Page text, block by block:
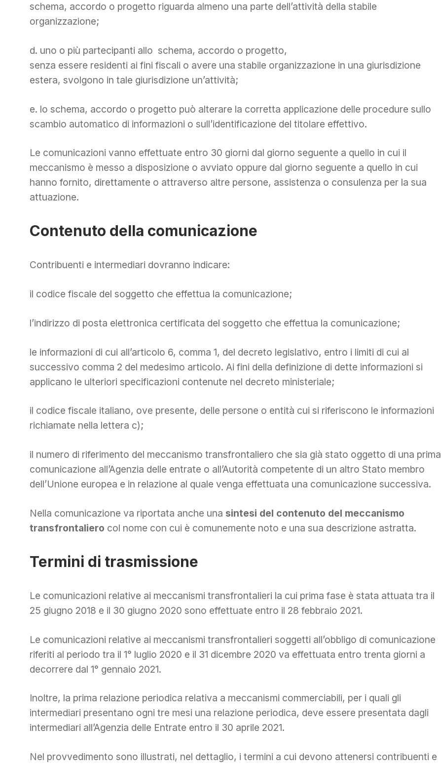
schema, accordo o progetto riguarda almeno una parte dell’attività della stabile
organizzazione;
d. uno o più partecipanti allo schema, accordo o progetto,
senza essere residenti ai fini fiscali o avere una stabile organizzazione in una giurisdizione
estera, svolgono in tale giurisdizione un’attività;
e. lo schema, accordo o progetto può alterare la corretta applicazione delle procedure sullo
scambio automatico di informazioni o sull’identificazione del titolare effettivo.
Le comunicazioni vanno effettuate entro 30 giorni dal giorno seguente a quello in cui il
meccanismo è messo a disposizione o avviato oppure dal giorno seguente a quello in cui
hanno fornito, direttamente o attraverso altre persone, assistenza o consulenza per la sua
attuazione.
Contenuto della comunicazione
Contribuenti e intermediari dovranno indicare:
il codice fiscale del soggetto che effettua la comunicazione;
l’indirizzo di posta elettronica certificata del soggetto che effettua la comunicazione;
le informazioni di cui all’articolo 6, comma 1, del decreto legislativo, entro i limiti di cui al
successivo comma 2 del medesimo articolo. Ai fini della definizione di dette informazioni si
applicano le ulteriori specificazioni contenute nel decreto ministeriale;
il codice fiscale italiano, ove presente, delle persone o entità cui si riferiscono le informazioni
richiamate nella lettera c);
il numero di riferimento del meccanismo transfrontaliero che sia già stato oggetto di una prima
comunicazione all’Agenzia delle entrate o all’Autorità competente di un altro Stato membro
dell’Unione europea e in relazione al quale venga effettuata una comunicazione successiva.
Nella comunicazione va riportata anche una sintesi del contenuto del meccanismo
transfrontaliero col nome con cui è comunemente noto e una sua descrizione astratta.
Termini di trasmissione
Le comunicazioni relative ai meccanismi transfrontalieri la cui prima fase è stata attuata tra il
25 giugno 2018 e il 30 giugno 2020 sono effettuate entro il 28 febbraio 2021.
Le comunicazioni relative ai meccanismi transfrontalieri soggetti all’obbligo di comunicazione
riferiti al periodo tra il 1° luglio 2020 e il 31 dicembre 2020 va effettuata entro trenta giorni a
decorrere dal 1° gennaio 2021.
Inoltre, la prima relazione periodica relativa a meccanismi commerciabili, per i quali gli
intermediari presentano ogni tre mesi una relazione periodica, deve essere presentata dagli
intermediari all’Agenzia delle Entrate entro il 30 aprile 2021.
Nel provvedimento sono illustrati, nel dettaglio, i termini a cui devono attenersi contribuenti e